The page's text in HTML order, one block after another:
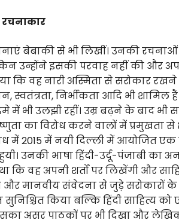
बेबाकी से भी लिखीं। उनकी
उन्होंने इसकी परवाह नहीं की और
कि वह नारी अस्मिता से सरोकार
स्वतंत्रता, निर्भीकता आदि भी
भी उलझी रहीं। उम्र बढ़ने के बाद
का विरोध करने वालों में प्रमुखता से
में 2015 में नयी दिल्ली में आयोजित
उनकी भाषा हिंदी-उर्दू-पंजाबी का
कि वह अपनी शर्तों पर लिखेंगी और
मानवीय संवेदना से जुड़े सरोकारों
किया बल्कि हिंदी साहित्य
असर पाठकों पर भी दिखा और